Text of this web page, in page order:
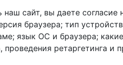
пер.
2.
Мы
сайт, вы даете
браузера; тип
язык ОС и браузера;
ретаргетинга и